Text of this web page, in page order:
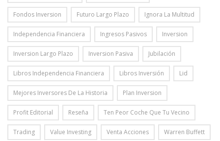
Fondos Inversion Futuro Largo Plazo Ignora La Multitud
Independencia Financiera Ingresos Pasivos Inversion
Inversion Largo Plazo Inversion Pasiva Jubilación
Libros Independencia Financiera Libros Inversión Lid
Mejores Inversores De La Historia Plan Inversion
Profit Editorial Reseña Ten Peor Coche Que Tu Vecino
Trading Value Investing Venta Acciones Warren Buffett